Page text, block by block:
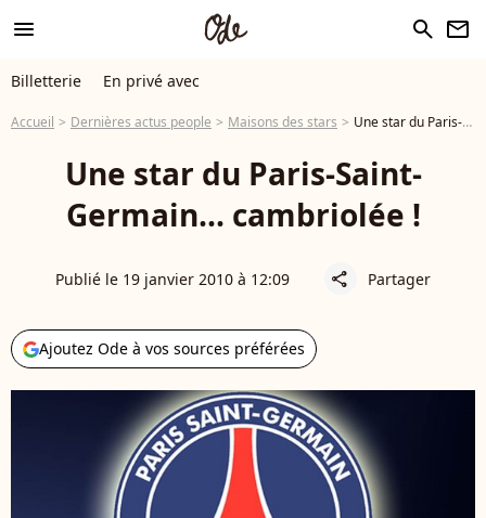
menu search newsletter
Billetterie En privé avec
Accueil Dernières actus people Maisons des stars Une star du Paris-Saint-Germain... cambriolée !
Une star du Paris-Saint-
Germain... cambriolée !
Publié le 19 janvier 2010 à 12:09 share Partager
Ajoutez Ode à vos sources préférées